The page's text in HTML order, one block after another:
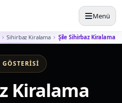
Menü
Sihirbaz Kiralama Şile Sihirbaz Kiralama
Kiralama